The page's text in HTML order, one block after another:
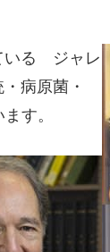
いる ジャレ
病原菌・
す。